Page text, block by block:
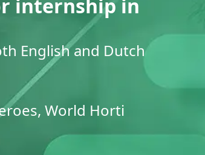
internship in
English and Dutch
World Horti